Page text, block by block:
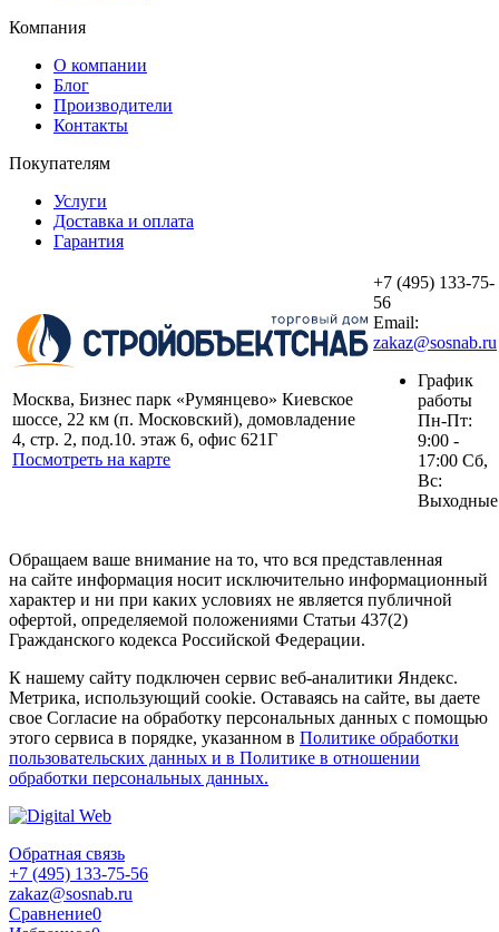
Компания
О компании
Блог
Производители
Контакты
Покупателям
Услуги
Доставка и оплата
Гарантия
Москва, Бизнес парк «Румянцево» Киевское
шоссе, 22 км (п. Московский), домовладение
4, стр. 2, под.10. этаж 6, офис 621Г
Посмотреть на карте
+7 (495) 133-75-
56
Email:
zakaz@sosnab.ru
График
работы
Пн-Пт:
9:00 -
17:00 Сб,
Вс:
Выходные
Обращаем ваше внимание на то, что вся представленная
на сайте информация носит исключительно информационный
характер и ни при каких условиях не является публичной
офертой, определяемой положениями Статьи 437(2)
Гражданского кодекса Российской Федерации.
К нашему сайту подключен сервис веб-аналитики Яндекс.
Метрика, использующий cookie. Оставаясь на сайте, вы даете
свое Согласие на обработку персональных данных с помощью
этого сервиса в порядке, указанном в Политике обработки
пользовательских данных и в Политике в отношении
обработки персональных данных.
Обратная связь
+7 (495) 133-75-56
zakaz@sosnab.ru
Сравнение0